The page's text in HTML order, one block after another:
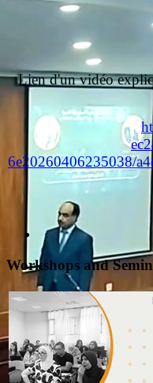
Lien d'un vidéo
6e20260406235038/
Workshops and